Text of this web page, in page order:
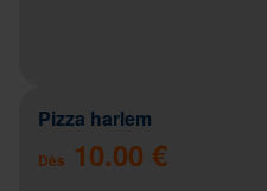
Pizza harlem
Dès 10.00 €